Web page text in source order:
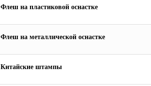
Флеш на пластиковой оснастке
Флеш на металлической оснастке
Китайские штампы